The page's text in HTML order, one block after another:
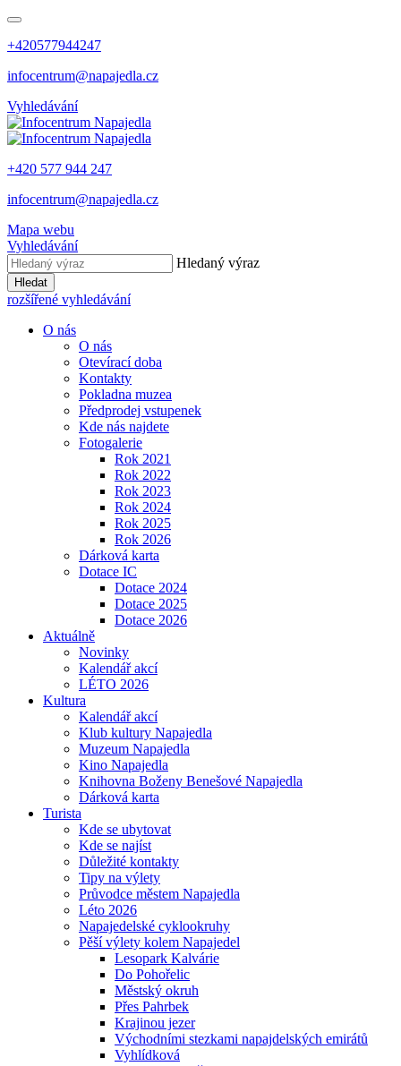
+420577944247
infocentrum@napajedla.cz
Vyhledávání
+420 577 944 247
infocentrum@napajedla.cz
Mapa webu
Vyhledávání
Hledaný výraz
Hledat
rozšířené vyhledávání
O nás
O nás
Otevírací doba
Kontakty
Pokladna muzea
Předprodej vstupenek
Kde nás najdete
Fotogalerie
Rok 2021
Rok 2022
Rok 2023
Rok 2024
Rok 2025
Rok 2026
Dárková karta
Dotace IC
Dotace 2024
Dotace 2025
Dotace 2026
Aktuálně
Novinky
Kalendář akcí
LÉTO 2026
Kultura
Kalendář akcí
Klub kultury Napajedla
Muzeum Napajedla
Kino Napajedla
Knihovna Boženy Benešové Napajedla
Dárková karta
Turista
Kde se ubytovat
Kde se najíst
Důležité kontakty
Tipy na výlety
Průvodce městem Napajedla
Léto 2026
Napajedelské cyklookruhy
Pěší výlety kolem Napajedel
Lesopark Kalvárie
Do Pohořelic
Městský okruh
Přes Pahrbek
Krajinou jezer
Východními stezkami napajdelských emirátů
Vyhlídková